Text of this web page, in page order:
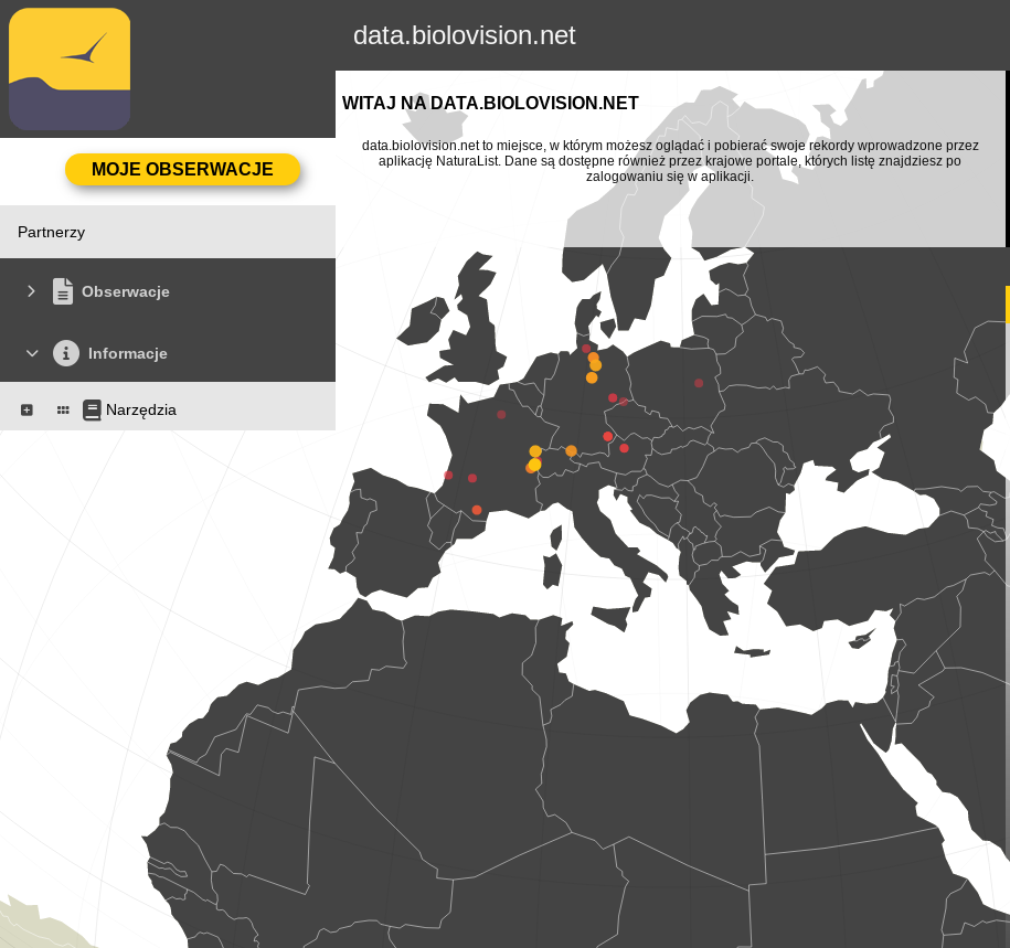
data.biolovision.net
Partnerzy
Obserwacje
Informacje
Narzędzia
WITAJ NA DATA.BIOLOVISION.NET
data.biolovision.net to miejsce, w którym możesz oglądać i pobierać swoje rekordy wprowadzone przez
aplikację NaturaList. Dane są dostępne również przez krajowe portale, których listę znajdziesz po
zalogowaniu się w aplikacji.